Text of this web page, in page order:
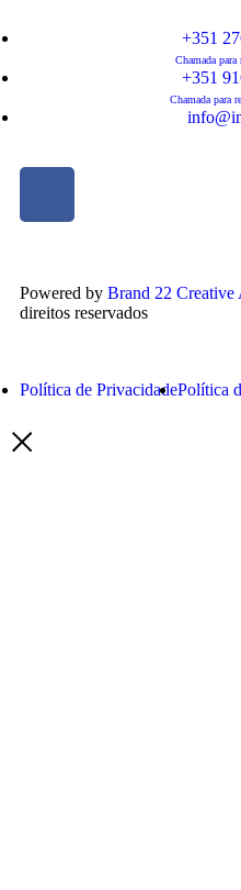
+351
Chamada
+351
Chamada para
Powered by Brand 22 Creative
direitos reservados
Política de PrivacidadePolítica